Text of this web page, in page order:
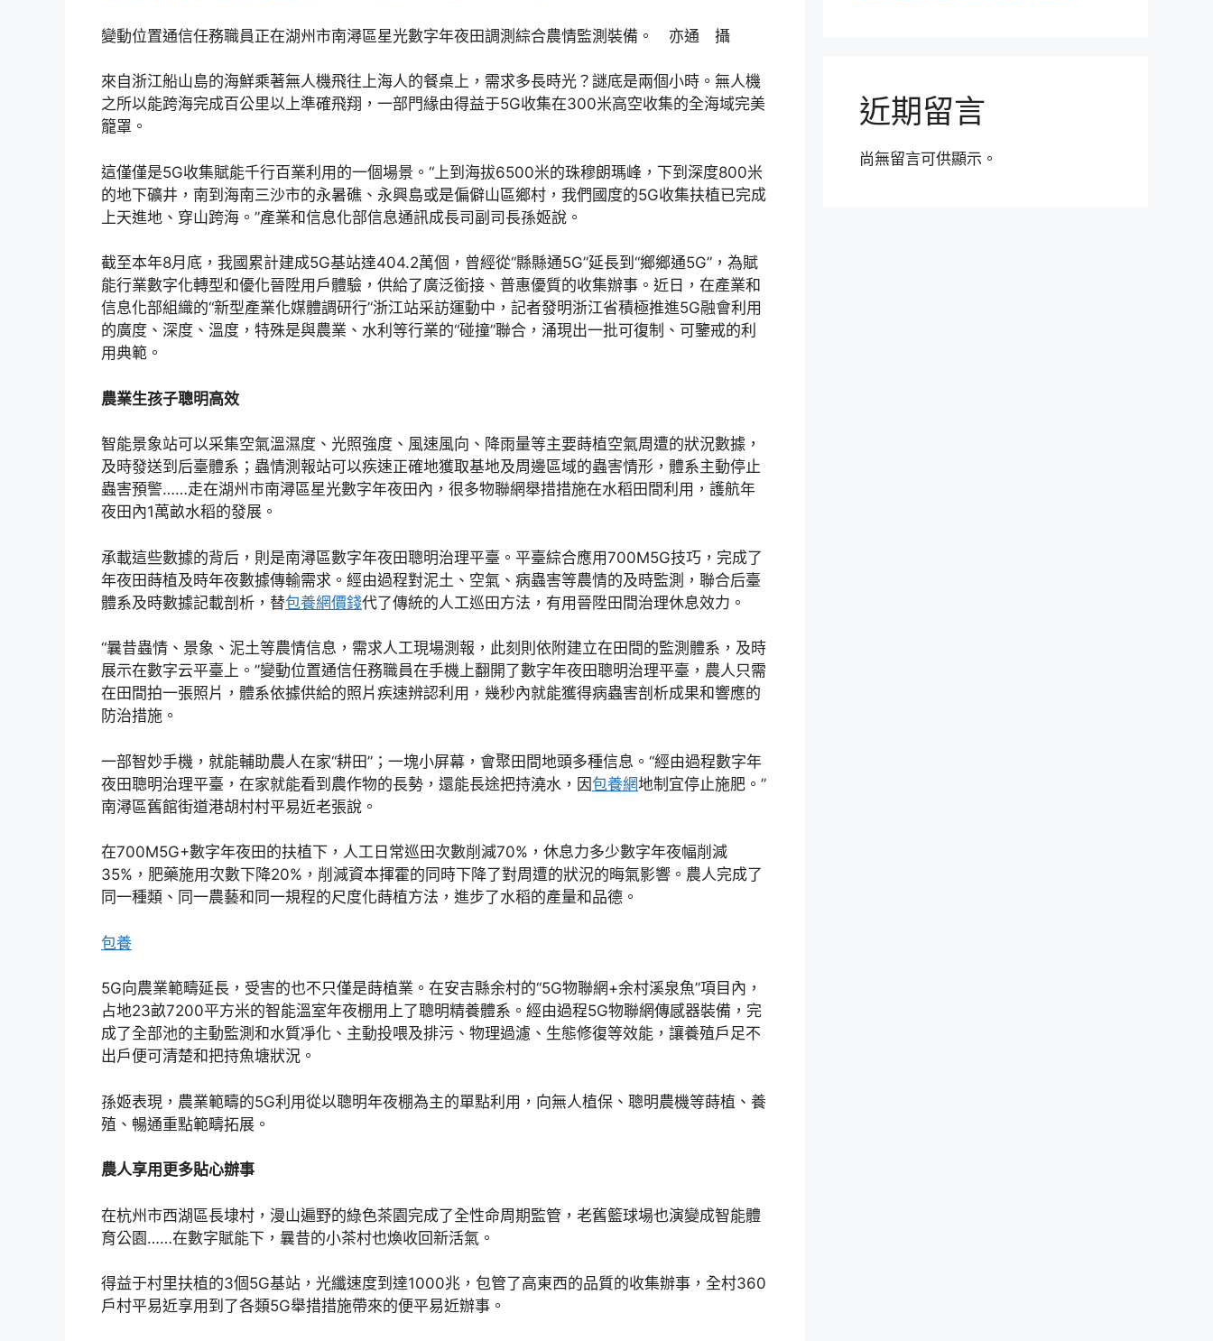
變動位置通信任務職員正在湖州市南潯區星光數字年夜田調測綜合農情監測裝備。 亦通 攝
來自浙江船山島的海鮮乘著無人機飛往上海人的餐桌上，需求多長時光？謎底是兩個小時。無人機
之所以能跨海完成百公里以上準確飛翔，一部門緣由得益于5G收集在300米高空收集的全海域完美
籠罩。
這僅僅是5G收集賦能千行百業利用的一個場景。“上到海拔6500米的珠穆朗瑪峰，下到深度800米
的地下礦井，南到海南三沙市的永暑礁、永興島或是偏僻山區鄉村，我們國度的5G收集扶植已完成
上天進地、穿山跨海。”產業和信息化部信息通訊成長司副司長孫姬說。
截至本年8月底，我國累計建成5G基站達404.2萬個，曾經從“縣縣通5G”延長到“鄉鄉通5G”，為賦
能行業數字化轉型和優化晉陞用戶體驗，供給了廣泛銜接、普惠優質的收集辦事。近日，在產業和
信息化部組織的“新型產業化媒體調研行”浙江站采訪運動中，記者發明浙江省積極推進5G融會利用
的廣度、深度、溫度，特殊是與農業、水利等行業的“碰撞”聯合，涌現出一批可復制、可鑒戒的利
用典範。
農業生孩子聰明高效
智能景象站可以采集空氣溫濕度、光照強度、風速風向、降雨量等主要蒔植空氣周遭的狀況數據，
及時發送到后臺體系；蟲情測報站可以疾速正確地獲取基地及周邊區域的蟲害情形，體系主動停止
蟲害預警……走在湖州市南潯區星光數字年夜田內，很多物聯網舉措措施在水稻田間利用，護航年
夜田內1萬畝水稻的發展。
承載這些數據的背后，則是南潯區數字年夜田聰明治理平臺。平臺綜合應用700M5G技巧，完成了
年夜田蒔植及時年夜數據傳輸需求。經由過程對泥土、空氣、病蟲害等農情的及時監測，聯合后臺
體系及時數據記載剖析，替包養網價錢代了傳統的人工巡田方法，有用晉陞田間治理休息效力。
“曩昔蟲情、景象、泥土等農情信息，需求人工現場測報，此刻則依附建立在田間的監測體系，及時
展示在數字云平臺上。”變動位置通信任務職員在手機上翻開了數字年夜田聰明治理平臺，農人只需
在田間拍一張照片，體系依據供給的照片疾速辨認利用，幾秒內就能獲得病蟲害剖析成果和響應的
防治措施。
一部智妙手機，就能輔助農人在家“耕田”；一塊小屏幕，會聚田間地頭多種信息。“經由過程數字年
夜田聰明治理平臺，在家就能看到農作物的長勢，還能長途把持澆水，因包養網地制宜停止施肥。”
南潯區舊館街道港胡村村平易近老張說。
在700M5G+數字年夜田的扶植下，人工日常巡田次數削減70%，休息力多少數字年夜幅削減
35%，肥藥施用次數下降20%，削減資本揮霍的同時下降了對周遭的狀況的晦氣影響。農人完成了
同一種類、同一農藝和同一規程的尺度化蒔植方法，進步了水稻的產量和品德。
包養
5G向農業範疇延長，受害的也不只僅是蒔植業。在安吉縣余村的“5G物聯網+余村溪泉魚”項目內，
占地23畝7200平方米的智能溫室年夜棚用上了聰明精養體系。經由過程5G物聯網傳感器裝備，完
成了全部池的主動監測和水質凈化、主動投喂及排污、物理過濾、生態修復等效能，讓養殖戶足不
出戶便可清楚和把持魚塘狀況。
孫姬表現，農業範疇的5G利用從以聰明年夜棚為主的單點利用，向無人植保、聰明農機等蒔植、養
殖、暢通重點範疇拓展。
農人享用更多貼心辦事
在杭州市西湖區長埭村，漫山遍野的綠色茶園完成了全性命周期監管，老舊籃球場也演變成智能體
育公園……在數字賦能下，曩昔的小茶村也煥收回新活氣。
得益于村里扶植的3個5G基站，光纖速度到達1000兆，包管了高東西的品質的收集辦事，全村360
戶村平易近享用到了各類5G舉措措施帶來的便平易近辦事。
近期留言
尚無留言可供顯示。